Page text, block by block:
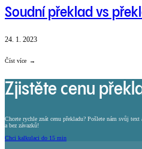
Soudní překlad vs
24. 1. 2023
Číst více
Zjistěte cenu
Chcete rychle znát cenu překladu? Pošlete nám svůj
a bez závazků!
Chci kalkulaci do 15 min